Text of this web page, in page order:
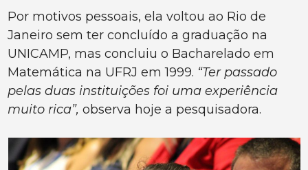
Por motivos pessoais, ela voltou ao Rio de
Janeiro sem ter concluído a graduação na
UNICAMP, mas concluiu o Bacharelado em
Matemática na UFRJ em 1999. “Ter passado
pelas duas instituições foi uma experiência
muito rica”, observa hoje a pesquisadora.